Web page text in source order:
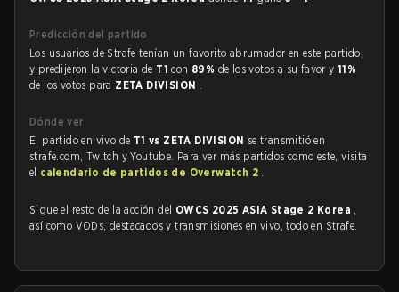
Predicción del partido
Los usuarios de Strafe tenían un favorito abrumador en este partido,
y predijeron la victoria de T1con 89% de los votos a su favor y11%
de los votos para ZETA DIVISION .
Dónde ver
El partido en vivo de T1 vs ZETA DIVISION se transmitió en
strafe.com, Twitch y Youtube. Para ver más partidos como este, visita
el calendario de partidos de Overwatch 2 .
Sigue el resto de la acción del OWCS 2025 ASIA Stage 2 Korea ,
así como VODs, destacados y transmisiones en vivo, todo en Strafe.